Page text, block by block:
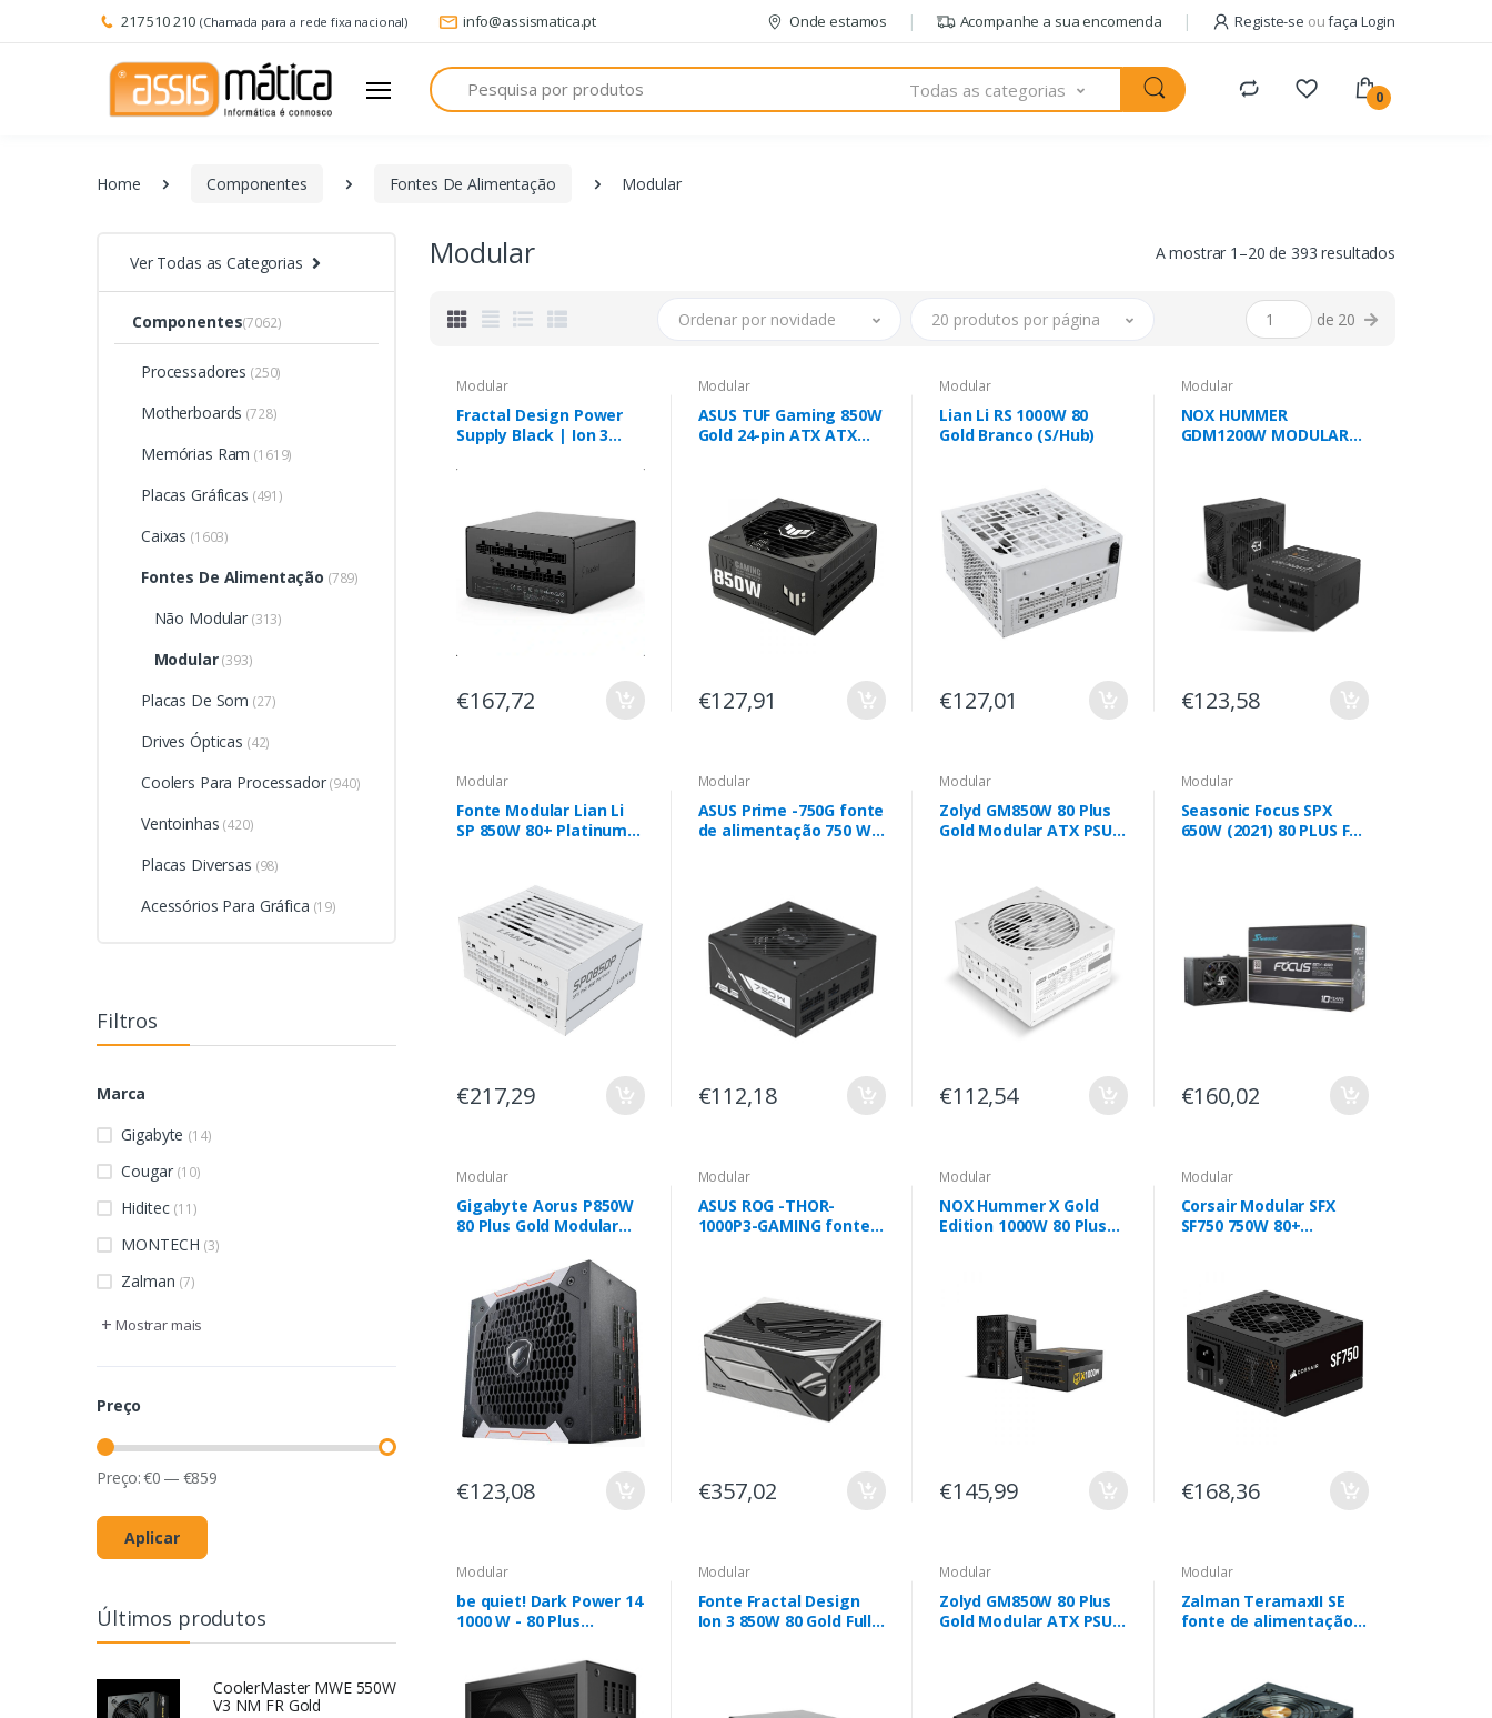
217 510 210 (Chamada para a rede fixa nacional) info@assismatica.pt Onde estamos Acompanhe a sua encomenda Registe-se oufaça Login
Pesquisa
Todas as categorias 0
Home Componentes Fontes De Alimentação Modular
Ver Todas as Categorias
Componentes(7062)
Processadores (250)
Motherboards (728)
Memórias Ram (1619)
Placas Gráficas (491)
Caixas (1603)
Fontes De Alimentação (789)
Não Modular(313)
Modular(393)
Placas De Som (27)
Drives Ópticas (42)
Coolers Para Processador(940)
Ventoinhas (420)
Placas Diversas (98)
Acessórios Para Gráfica (19)
Filtros
Marca
Gigabyte (14)
Cougar (10)
Hiditec (11)
MONTECH (3)
Zalman (7)
+ Mostrar mais
Preço
Preço:€0 — €859
Aplicar
Últimos produtos
CoolerMaster MWE 550W
V3 NM FR Gold
Modular A mostrar 1–20 de 393 resultados
Ordenar por novidade 20 produtos por página de 20
Modular
Fractal Design Power
Supply Black | Ion 3
€167,72
Modular
ASUS TUF Gaming 850W
Gold 24-pin ATX ATX
€127,91
Modular
Lian Li RS 1000W 80
Gold Branco (S/Hub)
€127,01
Modular
NOX HUMMER
GDM1200W MODULAR
€123,58
Modular
Fonte Modular Lian Li
SP 850W 80+ Platinum
€217,29
Modular
ASUS Prime -750G fonte
de alimentação 750 W
€112,18
Modular
Zolyd GM850W 80 Plus
Gold Modular ATX PSU
€112,54
Modular
Seasonic Focus SPX
650W (2021) 80 PLUS Full
Modular Platinum -
FOCUS-SPX-650
€160,02
Modular
Gigabyte Aorus P850W
80 Plus Gold Modular
€123,08
Modular
ASUS ROG -THOR-
1000P3-GAMING fonte
€357,02
Modular
NOX Hummer X Gold
Edition 1000W 80 Plus
€145,99
Modular
Corsair Modular SFX
SF750 750W 80+
€168,36
Modular
be quiet! Dark Power 14
1000 W - 80 Plus
alimentação 20+4 pin
ATX ATX Preto
Modular
Fonte Fractal Design
Ion 3 850W 80 Gold Full
Modular
Zolyd GM850W 80 Plus
Gold Modular ATX PSU
Modular
Zalman TeramaxII SE
fonte de alimentação